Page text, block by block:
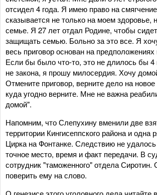
отсидел 4 года. Я имею право на
сказывается не только на моем здоровье,
семье. Я 27 лет отдал Родине, чтобы
защищать семью. Больно за это все. Я
весь приговор основан на
Если бы было что-то, это не длилось бы
не закона, я прошу милосердия. Хочу
Отмените приговор, верните дело на
куда угодно верните. Мне не важна
домой".
Напомним, что Слепухину вменили две
территории Кингисеппского района и одна
Цирка на Фонтанке. Следствию не удалось
точное место, время и факт передачи. В
сотрудник "таможенного" отдела
поверить ему на слово.